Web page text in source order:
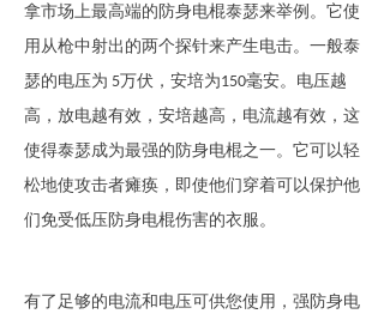
拿市场上最高端的防身电棍泰瑟来举例 。它使
用从枪中射出的两个探针来产生电击。 一般泰
瑟的电压为 5万伏 ，安培为150毫安。电压越
高，放电越有效，安培越高，电流越有效 ， 这
使得泰瑟成为最强的 防身电棍之一。它可以轻
松地使攻击者瘫痪，即使他们穿着可以保护他
们免受低压 防身电棍伤害的衣服。
有了足够的电流和电压可供您使用，强 防身电